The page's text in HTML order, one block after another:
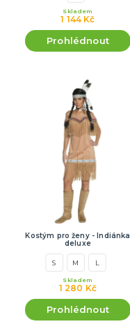
1 144 Kč
Skladem
Prohlédnout
Kostým pro ženy - Indiánka
deluxe
S M L
1 280 Kč
Skladem
Prohlédnout